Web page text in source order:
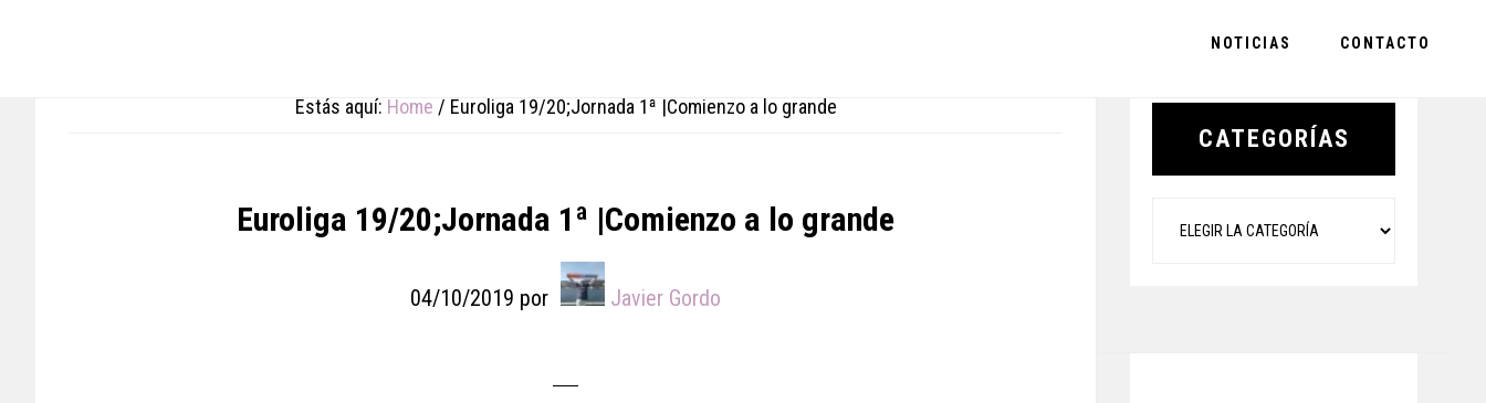
NOTICIAS CONTACTO
Estás aquí: Home / Euroliga 19/20;Jornada 1ª |Comienzo a lo grande
Euroliga 19/20;Jornada 1ª |Comienzo a lo grande
04/10/2019 por Javier Gordo
Primary
CATEGORÍAS